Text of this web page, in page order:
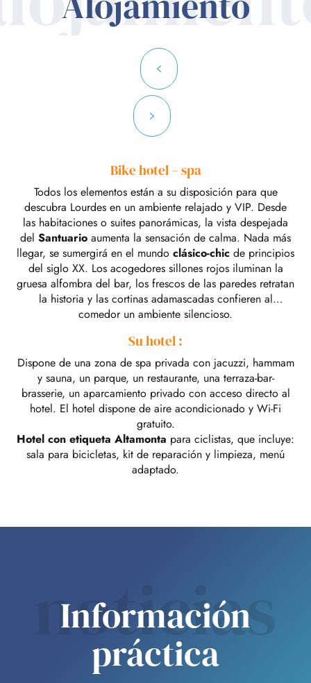
Bike hotel – spa
Todos los elementos están a su disposición para que
descubra Lourdes en un ambiente relajado y VIP. Desde
las habitaciones o suites panorámicas, la vista despejada
del Santuario aumenta la sensación de calma. Nada más
llegar, se sumergirá en el mundo clásico-chic de principios
del siglo XX. Los acogedores sillones rojos iluminan la
gruesa alfombra del bar, los frescos de las paredes retratan
la historia y las cortinas adamascadas confieren al
comedor un ambiente silencioso.
aquí y del extranjero. Con susservicios de primera
calidad, este hotel promete una experiencia maravillosa en
Lourdes.
Su hotel :
Dispone de una zona de spa privada con jacuzzi, hammam
y sauna, un parque, un restaurante, una terraza-bar-
brasserie, un aparcamiento privado con acceso directo al
hotel. El hotel dispone de aire acondicionado y Wi-Fi
gratuito.
Hotel con etiqueta Altamonta para ciclistas, que incluye:
sala para bicicletas, kit de reparación y limpieza, menú
adaptado.
noticias
Información
práctica